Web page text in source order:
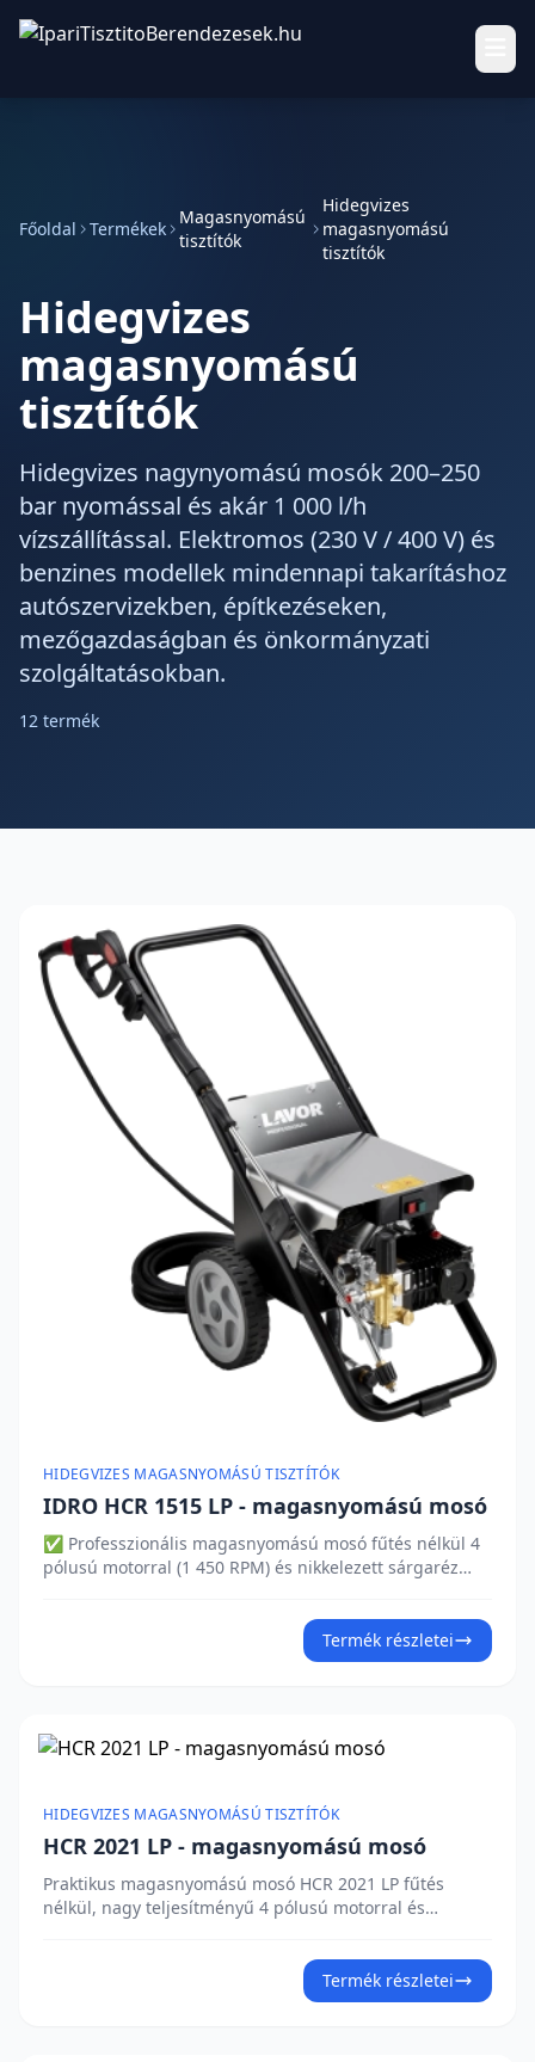
Főoldal Termékek
Magasnyomású
tisztítók
Hidegvizes
magasnyomású
tisztítók
Hidegvizes
magasnyomású
tisztítók
Hidegvizes nagynyomású mosók 200–250
bar nyomással és akár 1 000 l/h
vízszállítással. Elektromos (230 V / 400 V) és
benzines modellek mindennapi takarításhoz
autószervizekben, építkezéseken,
mezőgazdaságban és önkormányzati
szolgáltatásokban.
12 termék
HIDEGVIZES MAGASNYOMÁSÚ TISZTÍTÓK
IDRO HCR 1515 LP - magasnyomású mosó
✅ Professzionális magasnyomású mosó fűtés nélkül 4
pólusú motorral (1 450 RPM) és nikkelezett sárgaréz
átfolyás, Total Stop rendszer, nyomásszabályozó és
rozsdamentes burkolat. Ideális ipari tisztításhoz.
Termék részletei
HIDEGVIZES MAGASNYOMÁSÚ TISZTÍTÓK
HCR 2021 LP - magasnyomású mosó
Praktikus magasnyomású mosó HCR 2021 LP fűtés
nélkül, nagy teljesítményű 4 pólusú motorral és
szivattyú három kerámia dugattyúval és beépített
mellékáramú szeleppel rendelkezik az optimális
teljesítményért. ✅ Manométer glicerinfürdőben✅
Termék részletei